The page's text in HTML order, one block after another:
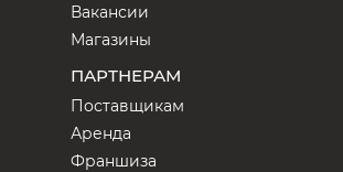
Вакансии
Магазины
ПАРТНЕРАМ
Поставщикам
Аренда
Франшиза